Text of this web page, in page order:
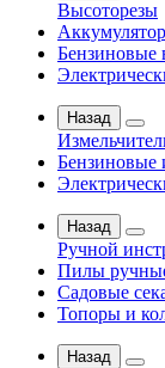
Высоторезы
Бензиновые
Назад
Бензиновые
Назад
Ручной
Пилы
Садовые
Топоры и
Назад